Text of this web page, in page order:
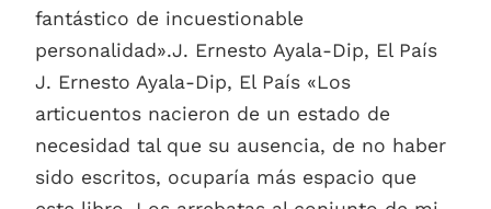
fantástico de incuestionable
personalidad».J. Ernesto Ayala-Dip, El País
J. Ernesto Ayala-Dip, El País «Los
articuentos nacieron de un estado de
necesidad tal que su ausencia, de no haber
sido escritos, ocuparía más espacio que